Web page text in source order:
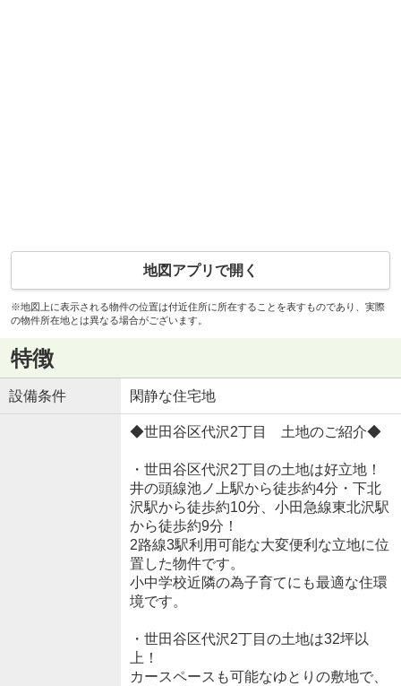
地図アプリで開く
※地図上に表示される物件の位置は付近住所に所在することを表すものであり、実際
の物件所在地とは異なる場合がございます。
特徴
設備条件 閑静な住宅地
◆世田谷区代沢2丁目 土地のご紹介◆
・世田谷区代沢2丁目の土地は好立地！
井の頭線池ノ上駅から徒歩約4分・下北
沢駅から徒歩約10分、小田急線東北沢駅
から徒歩約9分！
2路線3駅利用可能な大変便利な立地に位
置した物件です。
小中学校近隣の為子育てにも最適な住環
境です。
・世田谷区代沢2丁目の土地は32坪以
上！
カースペースも可能なゆとりの敷地で、